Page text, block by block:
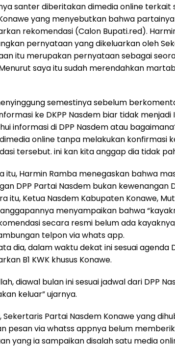
santer diberitakan dimedia online terkait
yang menyebutkan bahwa
rekomendasi (Calon Bupati.red).
pernyataan yang dikeluarkan oleh
itu merupakan pernyataan sebagai
saya itu sudah merendahkan
semestinya sebelum
ke DKPP Nasdem biar tidak menjadi
informasi di DPP Nasdem atau
online tanpa melakukan konfirmasi
tersebut. ini kan kita anggap dia tidak
itu, Harmin Ramba menegaskan bahwa
DPP Partai Nasdem bukan kewenangan
itu, Ketua Nasdem Kabupaten Konawe,
menyampaikan bahwa
secara resmi belum ada
telpon via whats app.
dia, dalam waktu dekat ini sesuai agenda
B1 KWK khusus Konawe.
diawal bulan ini sesuai jadwal dari DPP
keluar” ujarnya.
Sekertaris Partai Nasdem Konawe yang
pesan via whatss appnya belum
yang ia sampaikan disalah satu media